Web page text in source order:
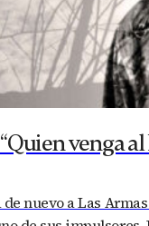
venga
nuevo a Las